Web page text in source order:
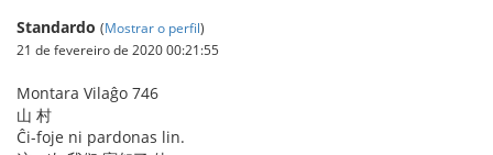
Standardo (Mostrar o perfil)
21 de fevereiro de 2020 00:21:55
Montara Vilaĝo 746
山 村
Ĉi-foje ni pardonas lin.